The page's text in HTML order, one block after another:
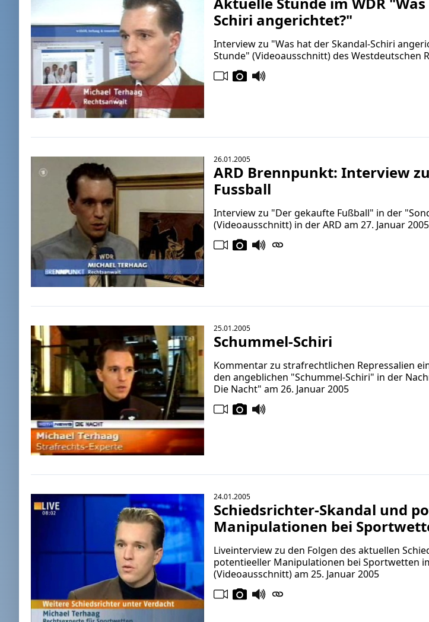
Schiri angerichtet?"
Interview zu "Was hat der Skandal-Schiri
Stunde" (Videoausschnitt) des Westdeutschen
26.01.2005
ARD Brennpunkt: Interview
Fussball
Interview zu "Der gekaufte Fußball" in der
(Videoausschnitt) in der ARD am 27. Januar
25.01.2005
Schummel-Schiri
Kommentar zu strafrechtlichen Repressalien
den angeblichen "Schummel-Schiri" in der
Die Nacht" am 26. Januar 2005
24.01.2005
Schiedsrichter-Skandal und
Manipulationen bei
Liveinterview zu den Folgen des aktuellen
potentieeller Manipulationen bei Sportwetten
(Videoausschnitt) am 25. Januar 2005